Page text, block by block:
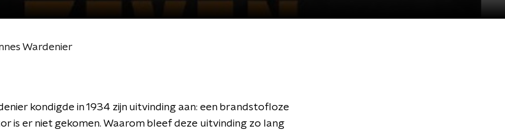
Wardenier
kondigde in 1934 zijn uitvinding aan: een brandstofloze
is er niet gekomen. Waarom bleef deze uitvinding zo lang